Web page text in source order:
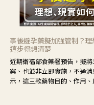
事後避孕藥擬加強管制？
這步得想清楚
近期衛福部食藥署預告，擬
案、也並非立即實施，不過
示，這三款藥物目的、作用